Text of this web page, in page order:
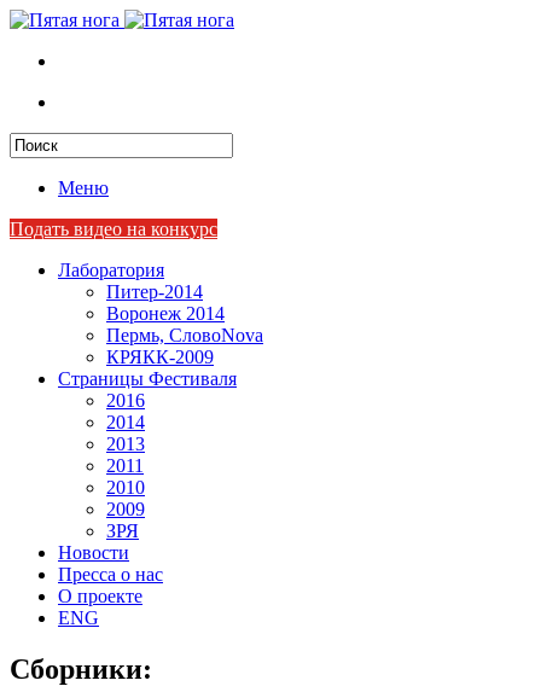
Меню
Подать видео на конкурс
Лаборатория
Питер-2014
Воронеж 2014
Пермь, СловоNova
КРЯКК-2009
Страницы Фестиваля
2016
2014
2013
2011
2010
2009
ЗРЯ
Новости
Пресса о нас
О проекте
ENG
Сборники: